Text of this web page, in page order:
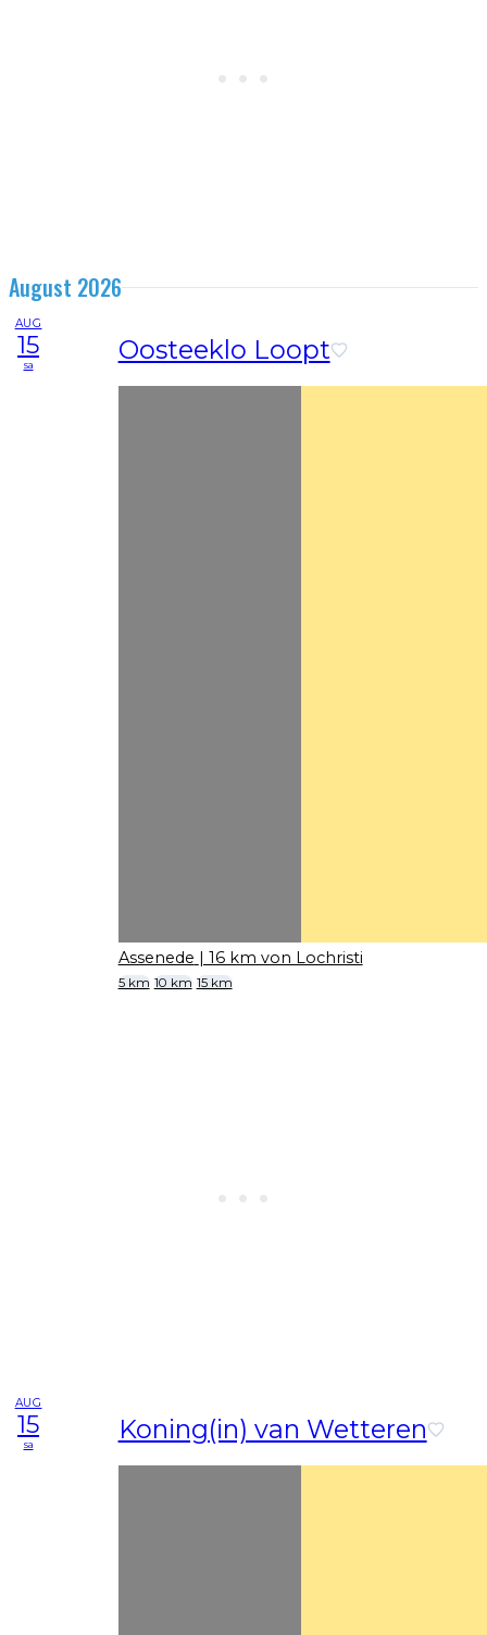
August 2026
AUG
15
sa Oosteeklo Loopt
Assenede | 16 km von Lochristi
5 km 10 km 15 km
AUG
15
sa Koning(in) van Wetteren